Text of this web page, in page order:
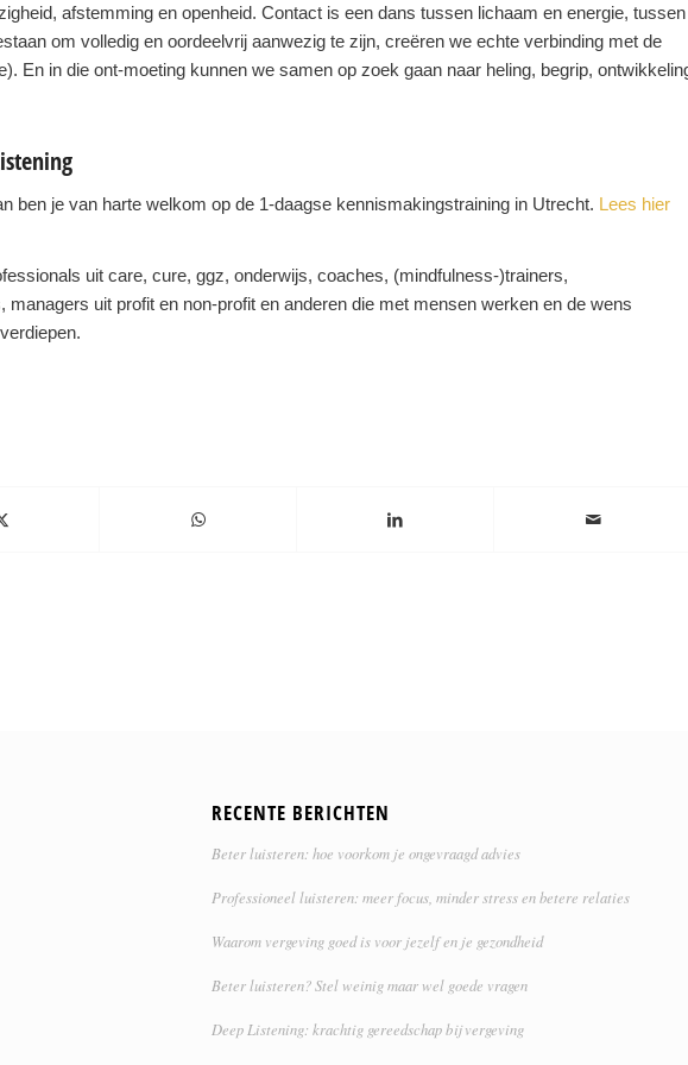
afstemming en openheid. Contact is een dans tussen lichaam en energie, tussen
om volledig en oordeelvrij aanwezig te zijn, creëren we echte verbinding met de
En in die ont-moeting kunnen we samen op zoek gaan naar heling, begrip,
ben je van harte welkom op de 1-daagse kennismakingstraining in Utrecht. Lees hier
uit care, cure, ggz, onderwijs, coaches, (mindfulness-)trainers,
uit profit en non-profit en anderen die met mensen werken en de wens
RECENTE BERICHTEN
Beter luisteren: hoe voorkom je ongevraagd advies
Professioneel luisteren: meer focus, minder stress en betere relaties
Waarom vergeving goed is voor jezelf en je gezondheid
Beter luisteren? Stel weinig maar wel goede vragen
Deep Listening: krachtig gereedschap bij vergeving